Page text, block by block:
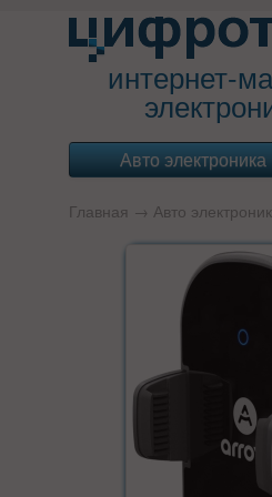
интернет-
Авто электроника
Главная → Авто